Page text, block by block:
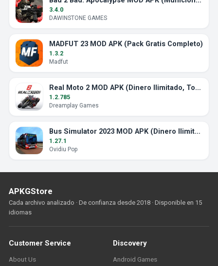
3.4.0
DAWINSTONE GAMES
MADFUT 23 MOD APK (Pack Gratis Completo)
1.3.2
Madfut
Real Moto 2 MOD APK (Dinero Ilimitado, Todas las Motos)
1.2.785
Dreamplay Games
Bus Simulator 2023 MOD APK (Dinero Ilimitado)
1.27.1
Ovidiu Pop
APKGStore
Cada archivo analizado · De confianza desde 2018 · Disponible en 15
idiomas
Customer Service
About Us
Discovery
Android Games